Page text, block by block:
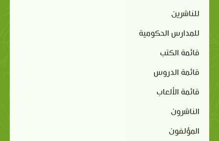
للناشرين
للمدارس الحكومية
قائمة الكتب
قائمة الدروس
قائمة الألعاب
الناشرون
المؤلفون